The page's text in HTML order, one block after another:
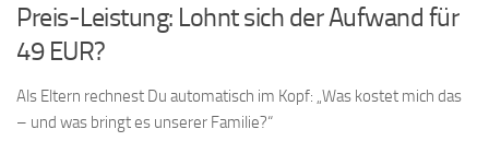
Preis-Leistung: Lohnt sich der Aufwand für
49 EUR?
Als Eltern rechnest Du automatisch im Kopf: „Was kostet mich das
– und was bringt es unserer Familie?“